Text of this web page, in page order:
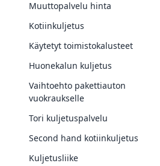
Muuttopalvelu hinta
Kotiinkuljetus
Käytetyt toimistokalusteet
Huonekalun kuljetus
Vaihtoehto pakettiauton
vuokraukselle
Tori kuljetuspalvelu
Second hand kotiinkuljetus
Kuljetusliike